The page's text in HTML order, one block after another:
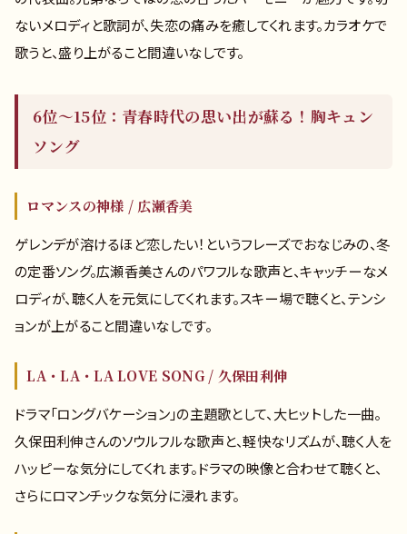
ないメロディと歌詞が、失恋の痛みを癒してくれます。カラオケで
歌うと、盛り上がること間違いなしです。
6位～15位：青春時代の思い出が蘇る！胸キュン
ソング
ロマンスの神様 / 広瀬香美
ゲレンデが溶けるほど恋したい！というフレーズでおなじみの、冬
の定番ソング。広瀬香美さんのパワフルな歌声と、キャッチーなメ
ロディが、聴く人を元気にしてくれます。スキー場で聴くと、テンシ
ョンが上がること間違いなしです。
LA・LA・LA LOVE SONG / 久保田利伸
ドラマ「ロングバケーション」の主題歌として、大ヒットした一曲。
久保田利伸さんのソウルフルな歌声と、軽快なリズムが、聴く人を
ハッピーな気分にしてくれます。ドラマの映像と合わせて聴くと、
さらにロマンチックな気分に浸れます。